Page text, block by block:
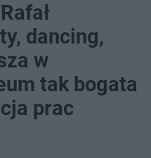
prac artysty
dancing,
w
tak bogata
prac